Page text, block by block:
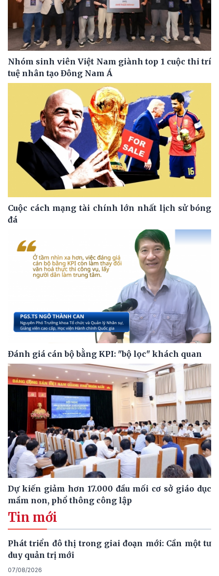
Nhóm sinh viên Việt Nam giành top 1 cuộc thi trí
tuệ nhân tạo Đông Nam Á
Cuộc cách mạng tài chính lớn nhất lịch sử bóng
đá
Đánh giá cán bộ bằng KPI: "bộ lọc" khách quan
Dự kiến giảm hơn 17.000 đầu mối cơ sở giáo dục
mầm non, phổ thông công lập
Tin mới
Phát triển đô thị trong giai đoạn mới: Cần một tư
duy quản trị mới
07/08/2026